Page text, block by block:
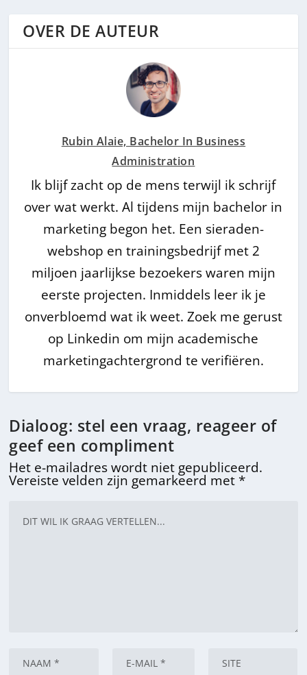
OVER DE AUTEUR
Rubin Alaie, Bachelor In Business
Administration
Ik blijf zacht op de mens terwijl ik schrijf
over wat werkt. Al tijdens mijn bachelor in
marketing begon het. Een sieraden-
webshop en trainingsbedrijf met 2
miljoen jaarlijkse bezoekers waren mijn
eerste projecten. Inmiddels leer ik je
onverbloemd wat ik weet. Zoek me gerust
op Linkedin om mijn academische
marketingachtergrond te verifiëren.
Dialoog: stel een vraag, reageer of
geef een compliment
Het e-mailadres wordt niet gepubliceerd.
Vereiste velden zijn gemarkeerd met *